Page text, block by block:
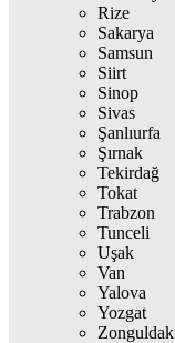
Rize
Sakarya
Samsun
Siirt
Sinop
Sivas
Şanlıurfa
Şırnak
Tekirdağ
Tokat
Trabzon
Tunceli
Uşak
Van
Yalova
Yozgat
Zonguldak